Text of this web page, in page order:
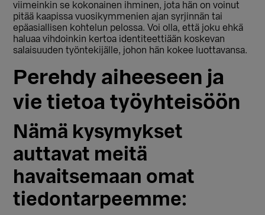
viimeinkin se kokonainen ihminen, jota hän on voinut
pitää kaapissa vuosikymmenien ajan syrjinnän tai
epäasiallisen kohtelun pelossa. Voi olla, että joku ehkä
haluaa vihdoinkin kertoa identiteettiään koskevan
salaisuuden työntekijälle, johon hän kokee luottavansa.
Perehdy aiheeseen ja
vie tietoa työyhteisöön
Nämä kysymykset
auttavat meitä
havaitsemaan omat
tiedontarpeemme: